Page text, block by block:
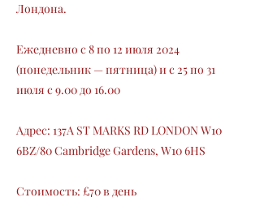
Лондона.
Ежедневно с 8 по 12 июля 2024
(понедельник — пятница) и с 25 по 31
июля с 9.00 до 16.00
Адрес: 137A ST MARKS RD LONDON W10
6BZ/80 Cambridge Gardens, W10 6HS
Стоимость: £70 в день